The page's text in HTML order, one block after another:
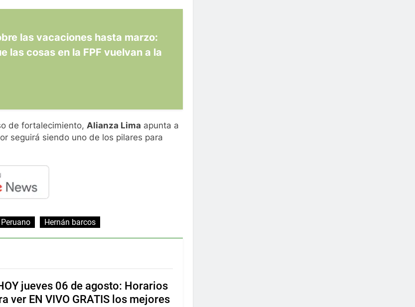
las vacaciones hasta marzo:
las cosas en la FPF vuelvan a la
de fortalecimiento, Alianza Lima apunta a
seguirá siendo uno de los pilares para
Hernán barcos
jueves 06 de agosto: Horarios
ver EN VIVO GRATIS los mejores